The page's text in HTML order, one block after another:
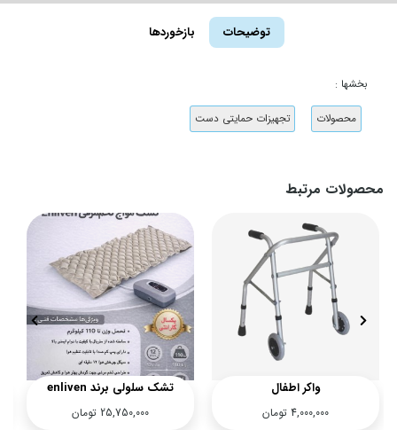
توضیحات بازخوردها
بخشها :
محصولات تجهیزات حمایتی دست
محصولات مرتبط
واکر اطفال
4,000,000 تومان
تشک سلولی برند enliven
25,750,000 تومان